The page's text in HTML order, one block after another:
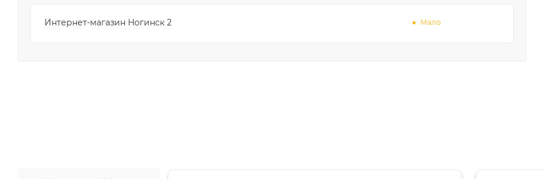
Интернет-магазин Ногинск 2 Мало